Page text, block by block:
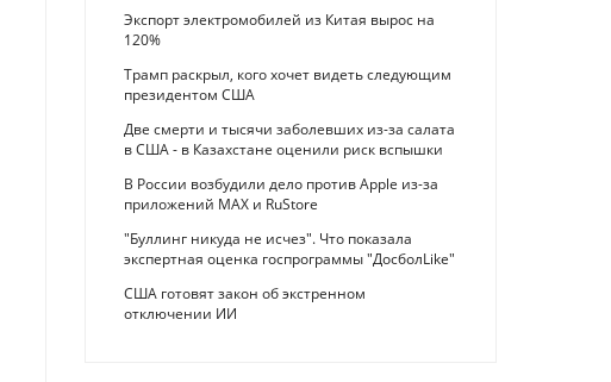
Экспорт электромобилей из Китая вырос на
120%
Трамп раскрыл, кого хочет видеть следующим
президентом США
Две смерти и тысячи заболевших из-за салата
в США - в Казахстане оценили риск вспышки
В России возбудили дело против Apple из-за
приложений MAX и RuStore
"Буллинг никуда не исчез". Что показала
экспертная оценка госпрограммы "ДосболLike"
США готовят закон об экстренном
отключении ИИ